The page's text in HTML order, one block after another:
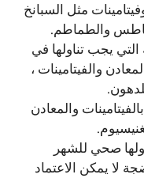
مثل السبانخ
والطماطم.
يجب تناولها في
والفيتامينات ،
والمعادن
صحي للشهر
لا يمكن الاعتماد